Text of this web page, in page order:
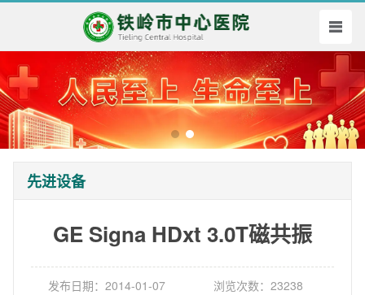
先进设备
GE Signa HDxt 3.0T磁共振
发布日期：2014-01-07 浏览次数：23238